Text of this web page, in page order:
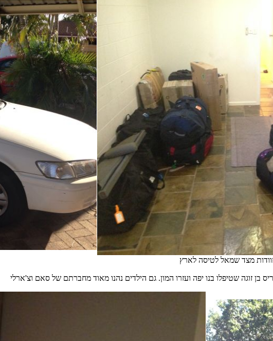
מצד שמאל לטיסה לארץ
בן זוגה שטיפלו בנו יפה ועזרו המון. גם הילדים נהנו מאוד מחברתם של סאם וצ'ארלי